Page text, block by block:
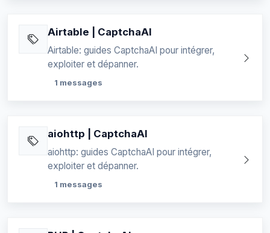
Airtable | CaptchaAI
Airtable: guides CaptchaAI pour intégrer,
exploiter et dépanner.
1 messages
aiohttp | CaptchaAI
aiohttp: guides CaptchaAI pour intégrer,
exploiter et dépanner.
1 messages